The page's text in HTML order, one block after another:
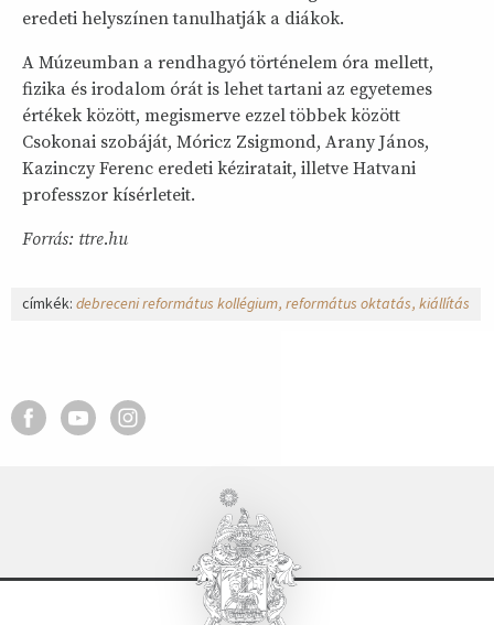
eredeti helyszínen tanulhatják a diákok.
A Múzeumban a rendhagyó történelem óra mellett,
fizika és irodalom órát is lehet tartani az egyetemes
értékek között, megismerve ezzel többek között
Csokonai szobáját, Móricz Zsigmond, Arany János,
Kazinczy Ferenc eredeti kéziratait, illetve Hatvani
professzor kísérleteit.
Forrás: ttre.hu
címkék: debreceni református kollégium református oktatás kiállítás